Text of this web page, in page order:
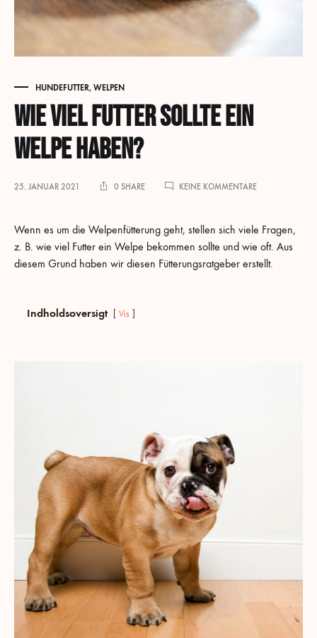
HUNDEFUTTER, WELPEN
Wie viel Futter sollte ein
Welpe haben?
25. JANUAR 2021 0 SHARE KEINE KOMMENTAREZU
FUTTER
SOLLTE
EIN
WELPE
Wenn es um die Welpenfütterung geht, stellen sich viele Fragen,
z. B. wie viel Futter ein Welpe bekommen sollte und wie oft. Aus
diesem Grund haben wir diesen Fütterungsratgeber erstellt.
Indholdsoversigt Vis